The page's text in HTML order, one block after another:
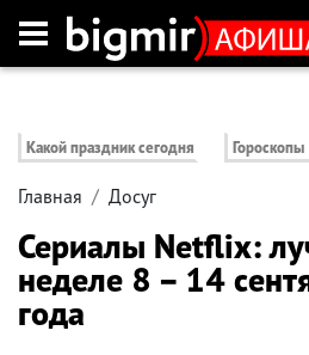
Какой праздник сегодня
Главная Досуг
Сериалы Netflix:
неделе 8 – 14
года